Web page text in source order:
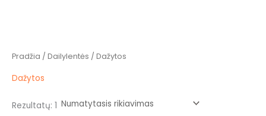
Pradžia / Dailylentės / Dažytos
Dažytos
Rezultatų: 1